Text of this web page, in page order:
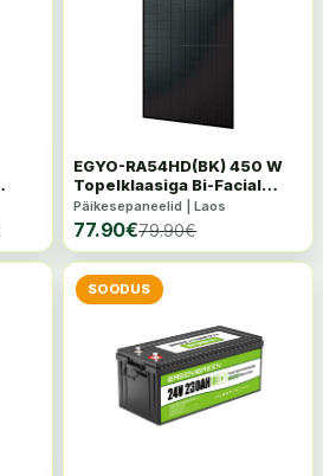
EGYO-RA54HD(BK) 450 W
Topelklaasiga Bi-Facial
päikesepaneel
Päikesepaneelid | Laos
77.90€79.90€
SOODUS